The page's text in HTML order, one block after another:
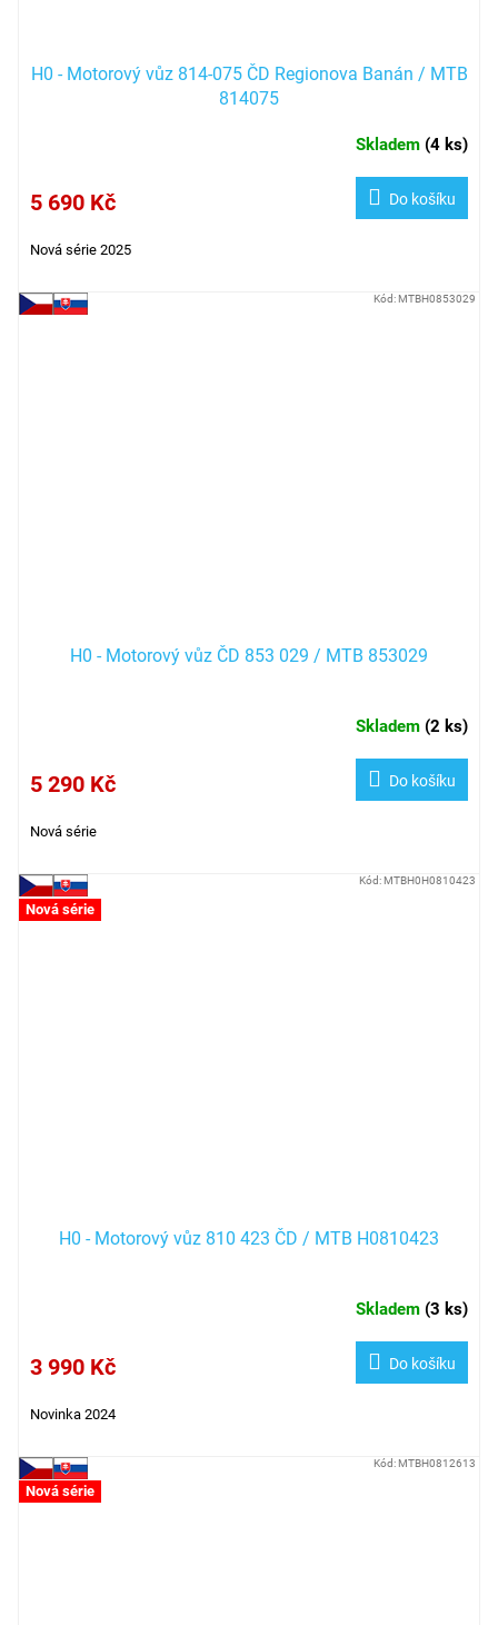
H0 - Motorový vůz 814-075 ČD Regionova Banán / MTB
814075
Skladem (4 ks)
5 690 Kč Do košíku
Nová série 2025
H0 - Motorový vůz ČD 853 029 / MTB 853029
Skladem (2 ks)
5 290 Kč Do košíku
Nová série
Kód:MTBH0853029
Nová série
H0 - Motorový vůz 810 423 ČD / MTB H0810423
Skladem (3 ks)
3 990 Kč Do košíku
Novinka 2024
Kód: MTBH0H0810423
Nová série
Kód:MTBH0812613